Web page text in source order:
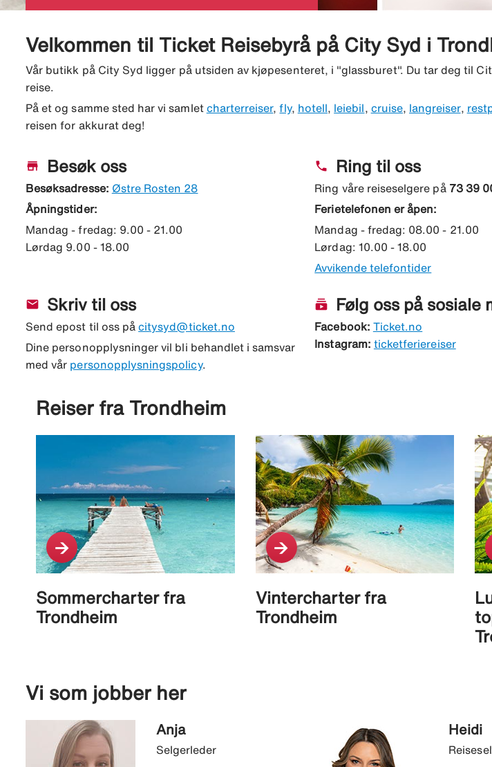
Velkommen til Ticket Reisebyrå på City Syd i
Vår butikk på City Syd ligger på utsiden av kjøpesenteret, i "glassburet". Du tar deg til
reise.
På et og samme sted har vi samlet charterreiser,fly, hotell leiebil cruise, langreiser,
reisen for akkurat deg!
store Besøk oss
Besøksadresse: Østre Rosten 28
Åpningstider:
Mandag - fredag: 9.00 - 21.00
Lørdag 9.00 - 18.00
phone Ring til oss
Ring våre reiseselgere på 73 39
Ferietelefonen er åpen:
Mandag - fredag: 08.00 - 21.00
Lørdag: 10.00 - 18.00
Avvikende telefontider
mail Skriv til oss
Send epost til oss påcitysyd@ticket.no
Dine personopplysninger vil bli behandlet i samsvar
med vår personopplysningspolicy.
subscriptions Følg oss på sosiale
Facebook: Ticket.no
Instagram: ticketferiereiser
Reiser fra Trondheim
Sommercharter fra
Trondheim
Vintercharter fra
Trondheim
Vi som jobber her
Anja
Selgerleder
Heidi